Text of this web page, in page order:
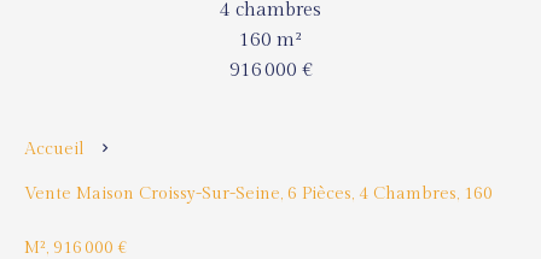
4 chambres
160 m²
916 000 €
Accueil
Vente Maison Croissy-Sur-Seine, 6 Pièces, 4 Chambres, 160
M², 916 000 €